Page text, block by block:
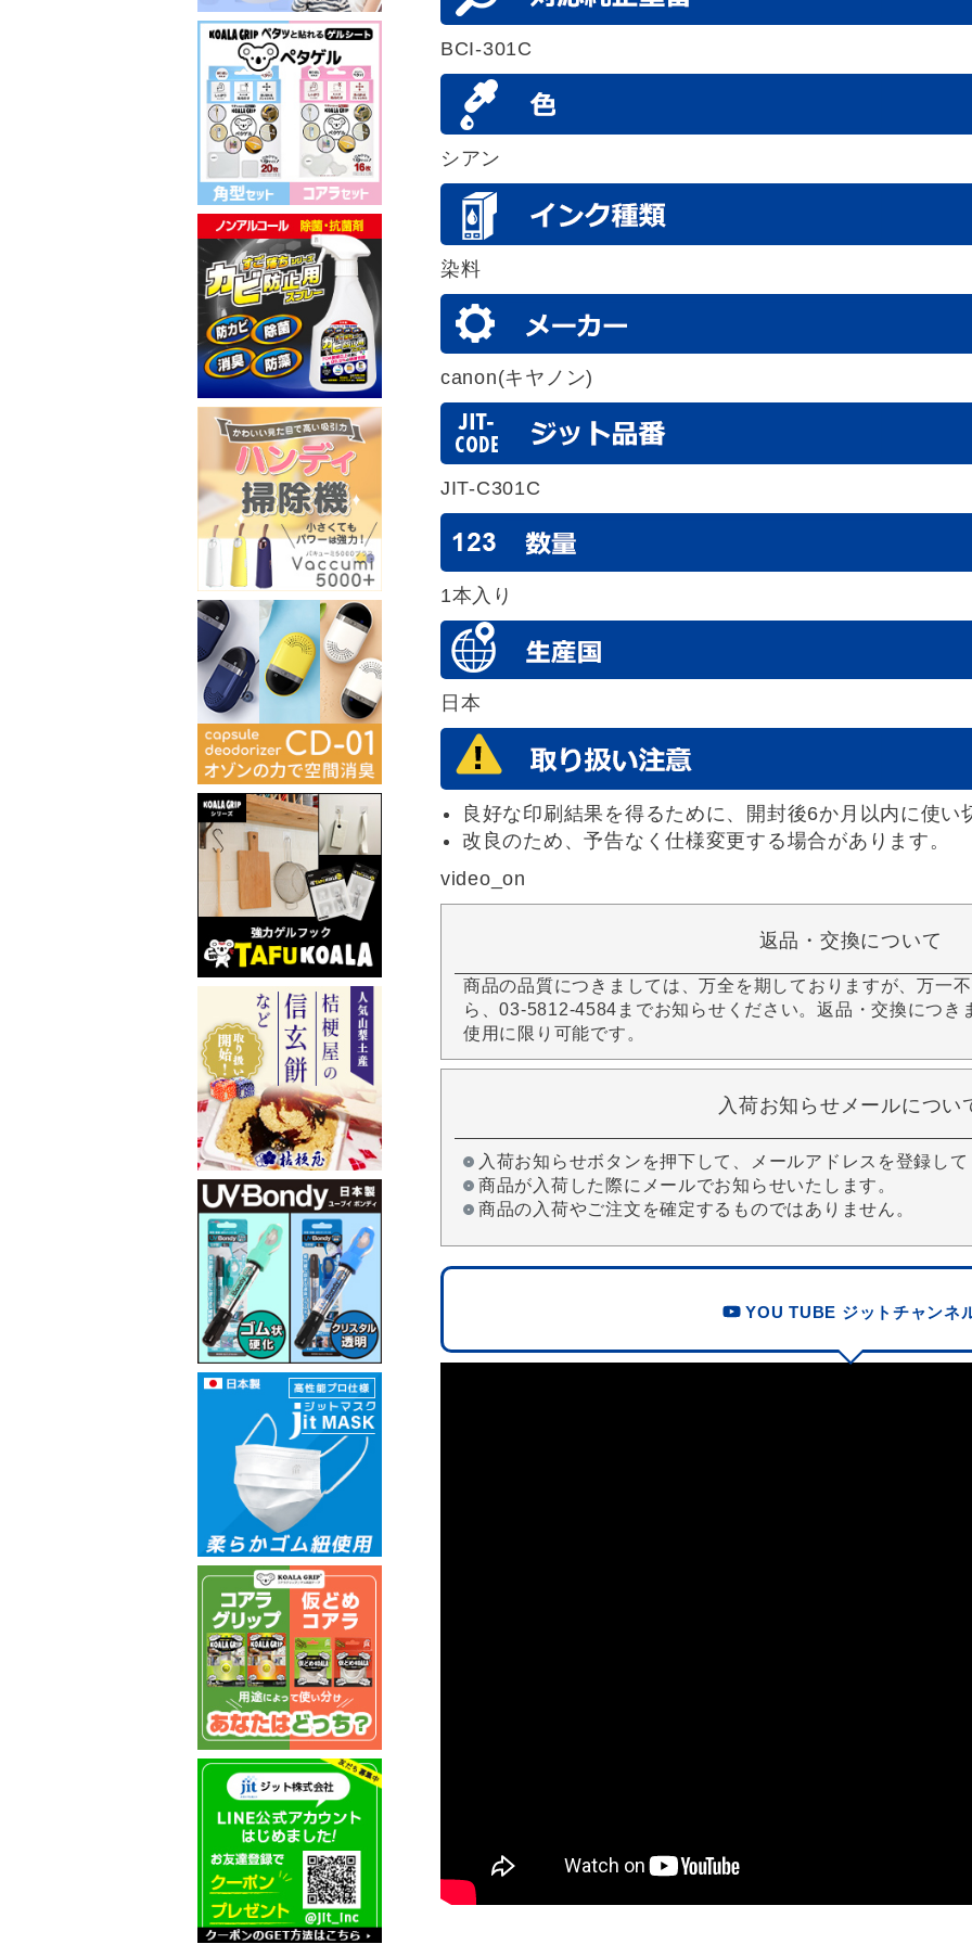
BCI-301C
シアン
染料
canon(キヤノン)
JIT-C301C
1本入り
日本
良好な印刷結果を得るために、開封後6か月以内に使い
改良のため、予告なく仕様変更する場合があります。
video_on
返品・交換について
商品の品質につきましては、万全を期しておりますが、万一
ら、03-5812-4584までお知らせください。返品・交換につき
使用に限り可能です。
入荷お知らせメールについ
入荷お知らせボタンを押下して、メールアドレスを登録して
商品が入荷した際にメールでお知らせいたします。
商品の入荷やご注文を確定するものではありません。
YOU TUBE ジットチャンネ